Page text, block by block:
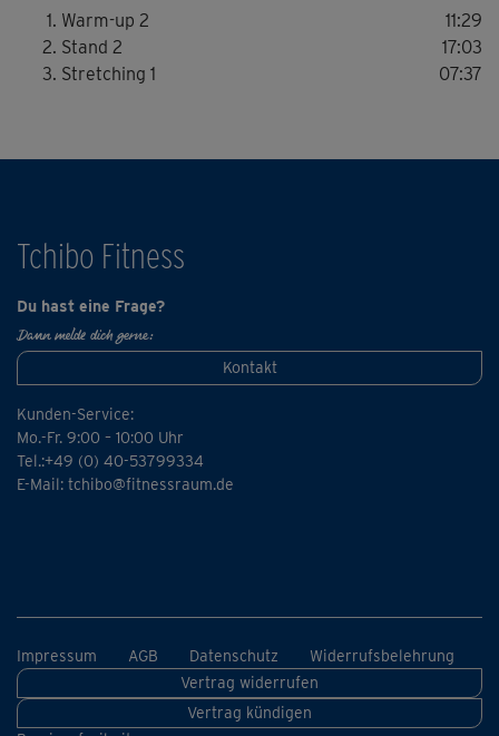
den Oberkörper mit nimmst. Zwischendurch ruhst du dich
nicht aus, du bleibst stattdessen mit einer Bounce-
Bewegung immer aktiv. Das sanfte Stretching zum
Warm-up 2
11:29
Stand 2
17:03
Stretching 1
07:37
Tchibo Fitness
Du hast eine Frage?
Dann melde dich gerne:
Kontakt
Kunden-Service:
Mo.-Fr. 9:00 – 10:00 Uhr
Tel.:+49 (0) 40-53799334
E-Mail: tchibo@fitnessraum.de
Impressum AGB Datenschutz
Widerrufsbelehrung
Vertrag widerrufen
Vertrag kündigen